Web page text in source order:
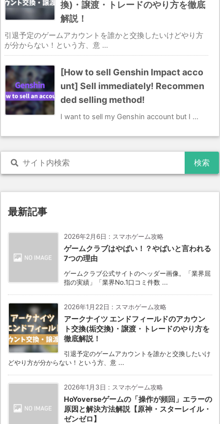
換)・譲渡・トレードのやり方を徹底
解説！
引退予定のゲームアカウントを誰かと交換したいけどやり方
が分からない！という方、意 ...
[How to sell Genshin Impact acco
unt] Sell immediately! Recommen
ded selling method!
I want to sell my Genshin account but I ...
最新記事
2026年2月6日 : スマホゲーム攻略
ゲームクラブはやばい！？やばいと言われる
7つの理由
ゲームクラブ公式サイトのヘッダー画像。「業界屈
指の実績」「業界No.1口コミ件数 ...
2026年1月22日 : スマホゲーム攻略
アークナイツ エンドフィールドのアカウン
ト交換(垢交換)・譲渡・トレードのやり方を
徹底解説！
引退予定のゲームアカウントを誰かと交換したいけ
どやり方が分からない！という方、意 ...
2026年1月3日 : スマホゲーム攻略
HoYoverseゲームの「操作が頻回」エラーの
原因と解決方法解説【原神・スターレイル・
ゼンゼロ】